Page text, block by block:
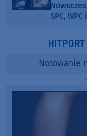
SPC,
HITPORT
Notowanie